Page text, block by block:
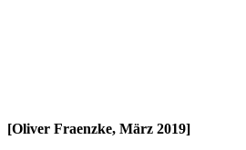
[Oliver Fraenzke, März 2019]